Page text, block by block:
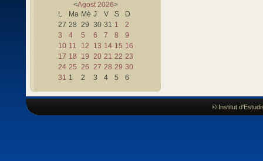
<Agost 2026>
L
Ma Mè J V S
D
27 28 29 30 31 1
2
3
4 5 6 7 8
9
10 11 12 13 14 15 16
17 18 19 20 21 22 23
24 25 26 27 28 29 30
31 1 2 3 4 5 6
© Institut